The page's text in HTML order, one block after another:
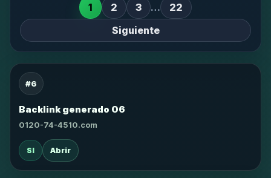
1
2 3 …
22
Siguiente
#6
Backlink generado 06
0120-74-4510.com
SI Abrir